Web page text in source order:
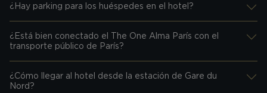
¿Hay parking para los huéspedes en el hotel?
Desplegar información
¿Está bien conectado el The One Alma París con el
transporte público de París?
Desplegar información
¿Cómo llegar al hotel desde la estación de Gare du
Nord?
Desplegar información